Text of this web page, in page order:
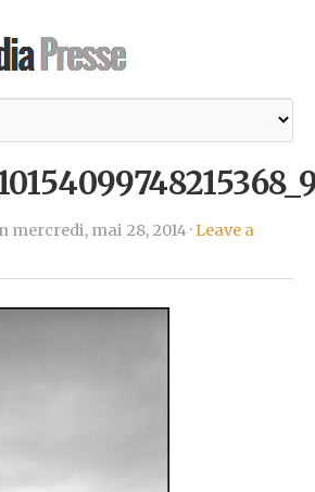
mercredi, mai 28, 2014 ·Leave a